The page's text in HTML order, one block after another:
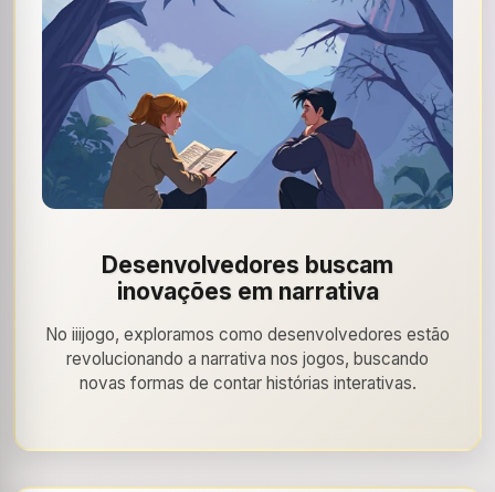
Desenvolvedores buscam
inovações em narrativa
No iiijogo, exploramos como desenvolvedores estão
revolucionando a narrativa nos jogos, buscando
novas formas de contar histórias interativas.